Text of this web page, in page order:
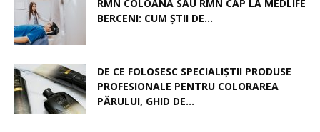
RMN COLOANĂ SAU RMN CAP LA MEDLIFE
BERCENI: CUM ȘTII DE...
DE CE FOLOSESC SPECIALIȘTII PRODUSE
PROFESIONALE PENTRU COLORAREA
PĂRULUI, GHID DE...